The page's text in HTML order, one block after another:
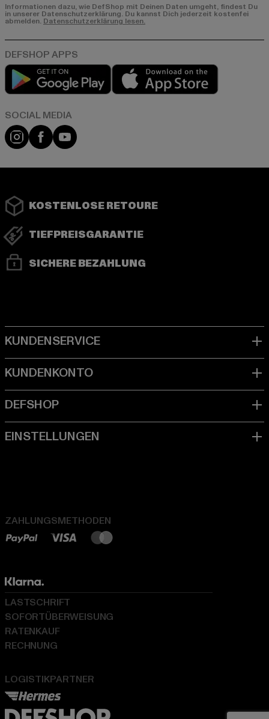
Informationen dazu, wie DefShop mit Deinen Daten umgeht, findest Du
in unserer Datenschutzerklärung. Du kannst Dich jederzeit kostenfei
abmelden. Datenschutzerklärung lesen.
Play market
Instagram
FacebookYouTube
KOSTENLOSE RETOURE
TIEFPREISGARANTIE
SICHERE BEZAHLUNG
ZAHLUNGSMETHODEN
LOGISTIKPARTNER
LASTSCHRIFT
SOFORTÜBERWEISUNG
RATENKAUF
RECHNUNG